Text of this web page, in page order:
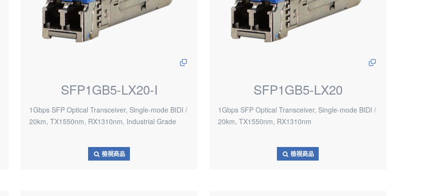
SFP1GB5-LX20-I
1Gbps SFP Optical Transceiver, Single-mode BIDI /
20km, TX1550nm, RX1310nm, Industrial Grade
檢視商品
SFP1GB5-LX20
1Gbps SFP Optical Transceiver, Single-mode BIDI /
20km, TX1550nm, RX1310nm
檢視商品